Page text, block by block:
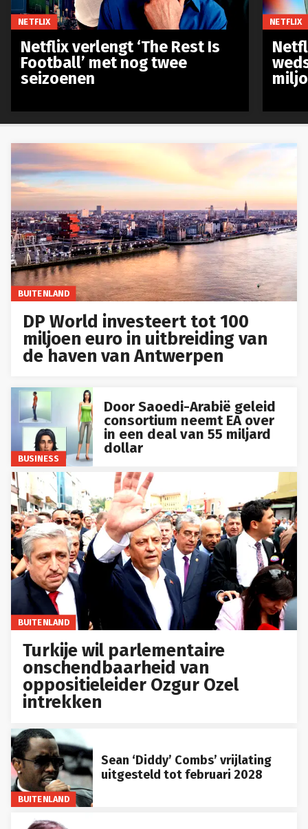
BUITENLAND
DP World investeert tot 100
miljoen euro in uitbreiding van
de haven van Antwerpen
BUSINESS
Door Saoedi-Arabië geleid
consortium neemt EA over
in een deal van 55 miljard
dollar
BUITENLAND
Turkije wil parlementaire
onschendbaarheid van
oppositieleider Ozgur Ozel
intrekken
BUITENLAND
Sean ‘Diddy’ Combs’ vrijlating
uitgesteld tot februari 2028
NETFLIX
Netflix verlengt ‘The Rest Is
Football’ met nog twee
seizoenen
NETFLIX